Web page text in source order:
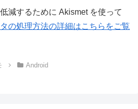
減するために Akismet を使って
の処理方法の詳細はこちらをご覧
Android